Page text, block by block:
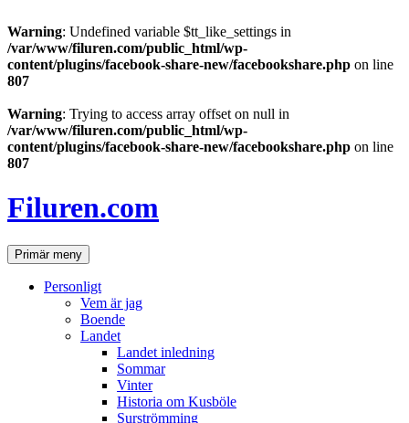
Warning: Undefined variable $tt_like_settings in
/var/www/filuren.com/public_html/wp-
content/plugins/facebook-share-new/facebookshare.php on line
807
Warning: Trying to access array offset on null in
/var/www/filuren.com/public_html/wp-
content/plugins/facebook-share-new/facebookshare.php on line
807
till
innehåll
Filuren.com
SökPrimär meny
Personligt
Vem är jag
Boende
Landet
Landet inledning
Sommar
Vinter
Historia om Kusböle
Surströmming